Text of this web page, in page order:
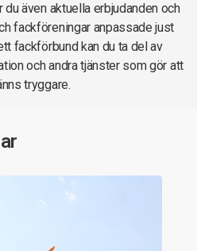
även aktuella erbjudanden och
fackföreningar anpassade just
fackförbund kan du ta del av
och andra tjänster som gör att
tryggare.